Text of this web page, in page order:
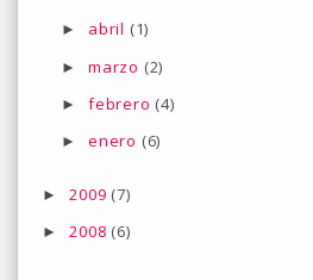
► abril (1)
► marzo (2)
► febrero (4)
► enero (6)
►2009 (7)
►2008 (6)